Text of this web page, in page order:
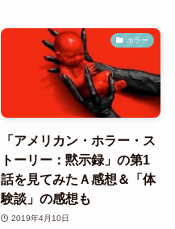
ホラー
「アメリカン・ホラー・ス
トーリー：黙示録」の第1
話を見てみたＡ感想＆「体
験談」の感想も
2019年4月10日